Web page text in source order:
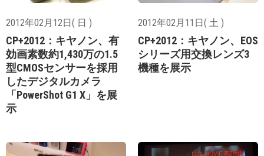
2012年02月12日( 日 )
CP+2012：キヤノン、有
効画素数約1,430万の1.5
型CMOSセンサーを採用
したデジタルカメラ
「PowerShot G1 X」を展
示
2012年02月11日( 土 )
CP+2012：キヤノン、EOS
シリーズ用交換レンズ3
機種を展示